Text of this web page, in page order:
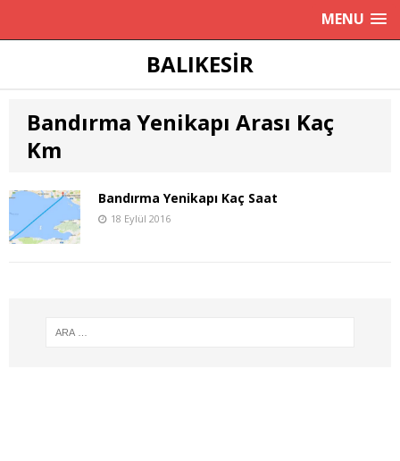
MENU
BALIKESIR
Bandırma Yenikapı Arası Kaç
Km
Bandırma Yenikapı Kaç Saat
18 Eylül 2016